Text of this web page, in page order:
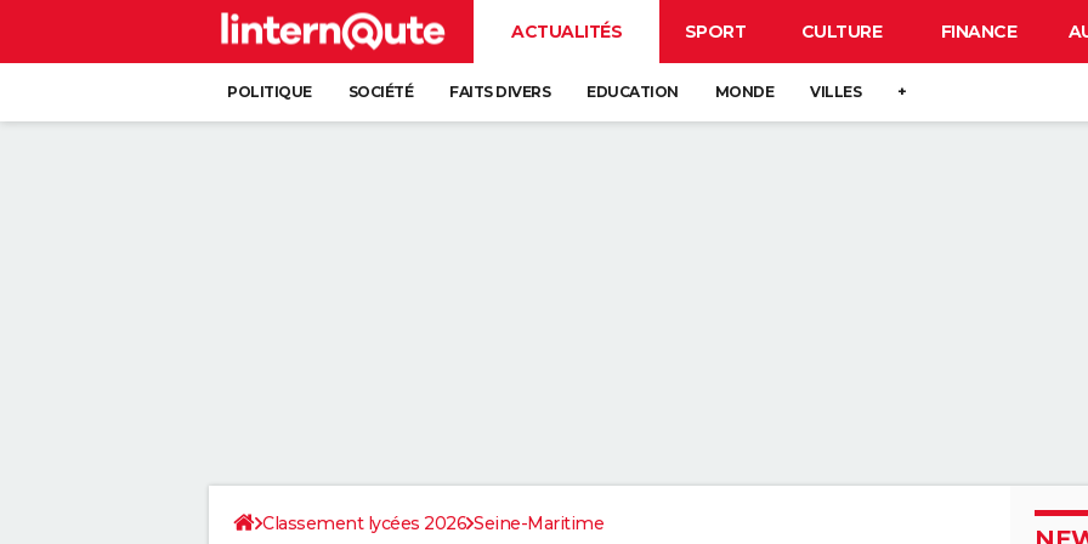
ACTUALITÉS SPORT CULTURE FINANCE
POLITIQUE SOCIÉTÉ FAITS DIVERS EDUCATION MONDE VILLES +
Classement lycées 2026 Seine-Maritime